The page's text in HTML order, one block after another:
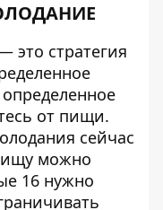
это стратегия
от пищи.
сейчас
можно
16 нужно